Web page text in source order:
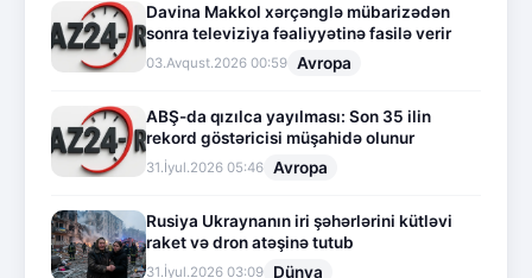
Davina Makkol xərçənglə mübarizədən
sonra televiziya fəaliyyətinə fasilə verir
03.Avqust.2026 00:59 Avropa
ABŞ-da qızılca yayılması: Son 35 ilin
rekord göstəricisi müşahidə olunur
31.İyul.2026 05:46 Avropa
Rusiya Ukraynanın iri şəhərlərini kütləvi
raket və dron atəşinə tutub
31.İyul.2026 03:09 Dünya